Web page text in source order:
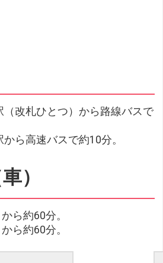
（改札ひとつ）から路線バスで
ら高速バスで約10分。
）
ら約60分。
ら約60分。